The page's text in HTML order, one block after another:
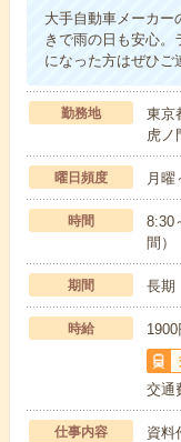
大手自動車メーカー
きで雨の日も安心
になった方はぜひご
勤務地
東京
虎ノ
曜日頻度 月
時間
8:30
間）
期間 長期
時給 1900
交通
仕事内容
資料